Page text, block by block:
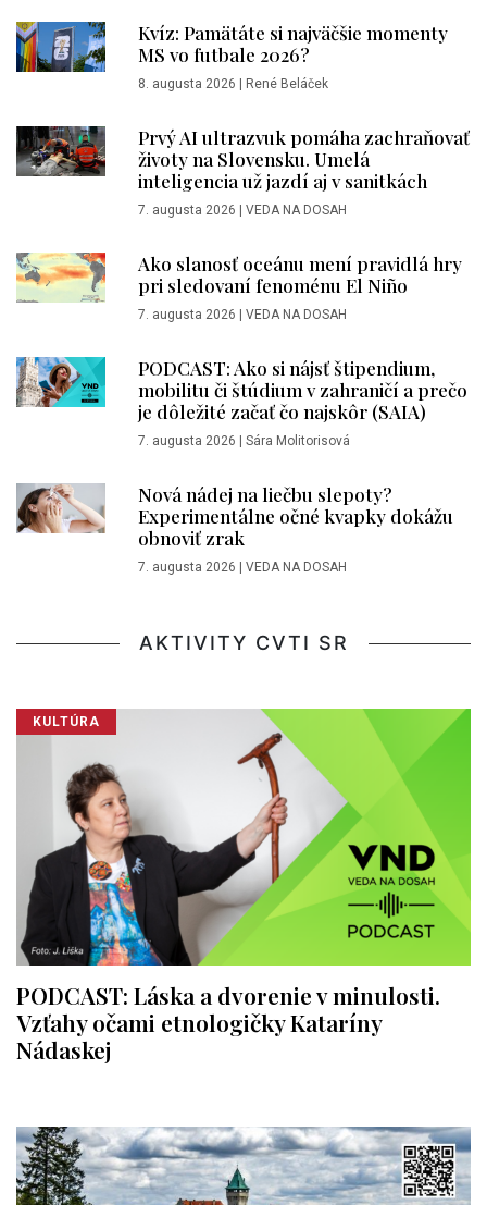
Kvíz: Pamätáte si najväčšie momenty
MS vo futbale 2026?
8. augusta 2026 | René Beláček
Prvý AI ultrazvuk pomáha zachraňovať
životy na Slovensku. Umelá
inteligencia už jazdí aj v sanitkách
7. augusta 2026 | VEDA NA DOSAH
Ako slanosť oceánu mení pravidlá hry
pri sledovaní fenoménu El Niño
7. augusta 2026 | VEDA NA DOSAH
PODCAST: Ako si nájsť štipendium,
mobilitu či štúdium v zahraničí a prečo
je dôležité začať čo najskôr (SAIA)
7. augusta 2026 | Sára Molitorisová
Nová nádej na liečbu slepoty?
Experimentálne očné kvapky dokážu
obnoviť zrak
7. augusta 2026 | VEDA NA DOSAH
AKTIVITY CVTI SR
KULTÚRA
PODCAST: Láska a dvorenie v minulosti.
Vzťahy očami etnologičky Kataríny
Nádaskej